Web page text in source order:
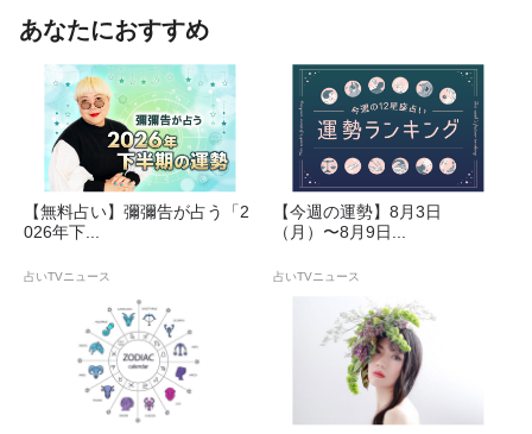
あなたにおすすめ
【無料占い】彌彌告が占う「2
026年下...
占いTVニュース
【今週の運勢】8月3日
（月）〜8月9日...
占いTVニュース